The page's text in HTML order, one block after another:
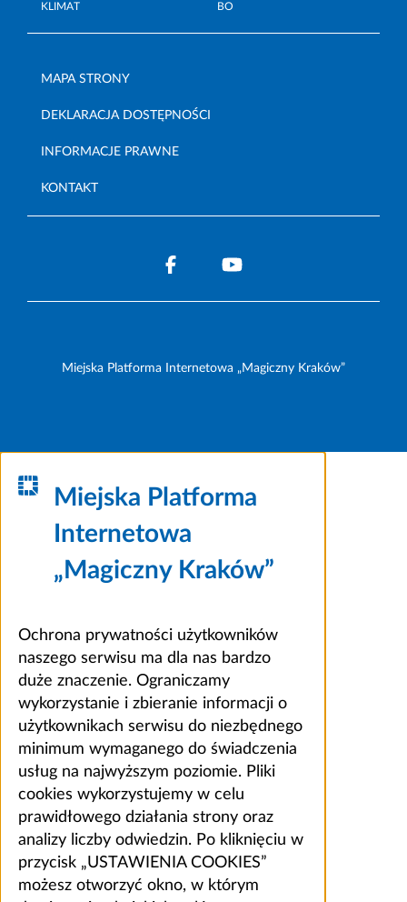
KLIMAT BO
MAPA STRONY
DEKLARACJA DOSTĘPNOŚCI
INFORMACJE PRAWNE
KONTAKT
Miejska Platforma Internetowa „Magiczny Kraków”
Miejska Platforma
Internetowa
„Magiczny Kraków”
Ochrona prywatności użytkowników
naszego serwisu ma dla nas bardzo
duże znaczenie. Ograniczamy
wykorzystanie i zbieranie informacji o
użytkownikach serwisu do niezbędnego
minimum wymaganego do świadczenia
usług na najwyższym poziomie. Pliki
cookies wykorzystujemy w celu
prawidłowego działania strony oraz
analizy liczby odwiedzin. Po kliknięciu w
przycisk „USTAWIENIA COOKIES”
możesz otworzyć okno, w którym